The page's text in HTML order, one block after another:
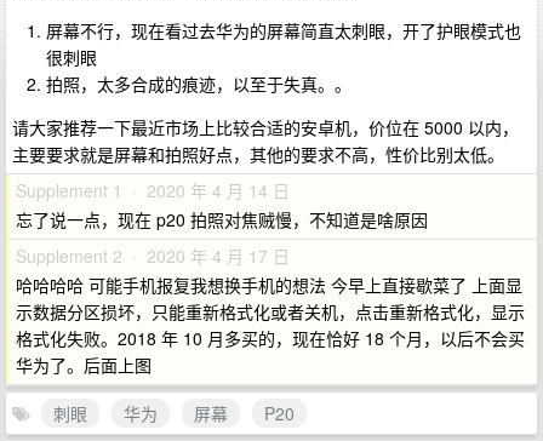
屏幕不行，现在看过去华为的屏幕简直太刺眼，开了护眼模式也
很刺眼
拍照，太多合成的痕迹，以至于失真。。
请大家推荐一下最近市场上比较合适的安卓机，价位在 5000 以内，
主要要求就是屏幕和拍照好点，其他的要求不高，性价比别太低。
Supplement 1 · 2020 年 4 月 14 日
忘了说一点，现在 p20 拍照对焦贼慢，不知道是啥原因
Supplement 2 · 2020 年 4 月 17 日
哈哈哈哈 可能手机报复我想换手机的想法 今早上直接歇菜了 上面显
示数据分区损坏，只能重新格式化或者关机，点击重新格式化，显示
格式化失败。2018 年 10 月多买的，现在恰好 18 个月，以后不会买
华为了。后面上图
刺眼
华为 屏幕
P20